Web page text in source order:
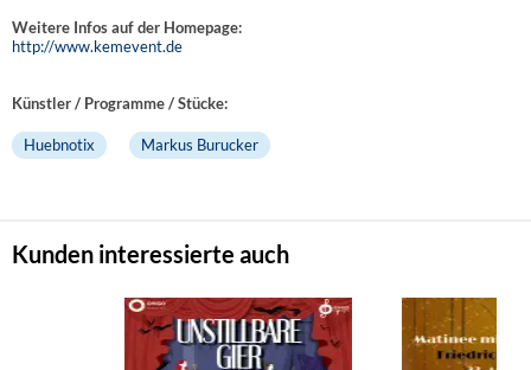
Weitere Infos auf der Homepage:
http://www.kemevent.de
Künstler / Programme / Stücke:
Huebnotix Markus Burucker
Kunden interessierte auch